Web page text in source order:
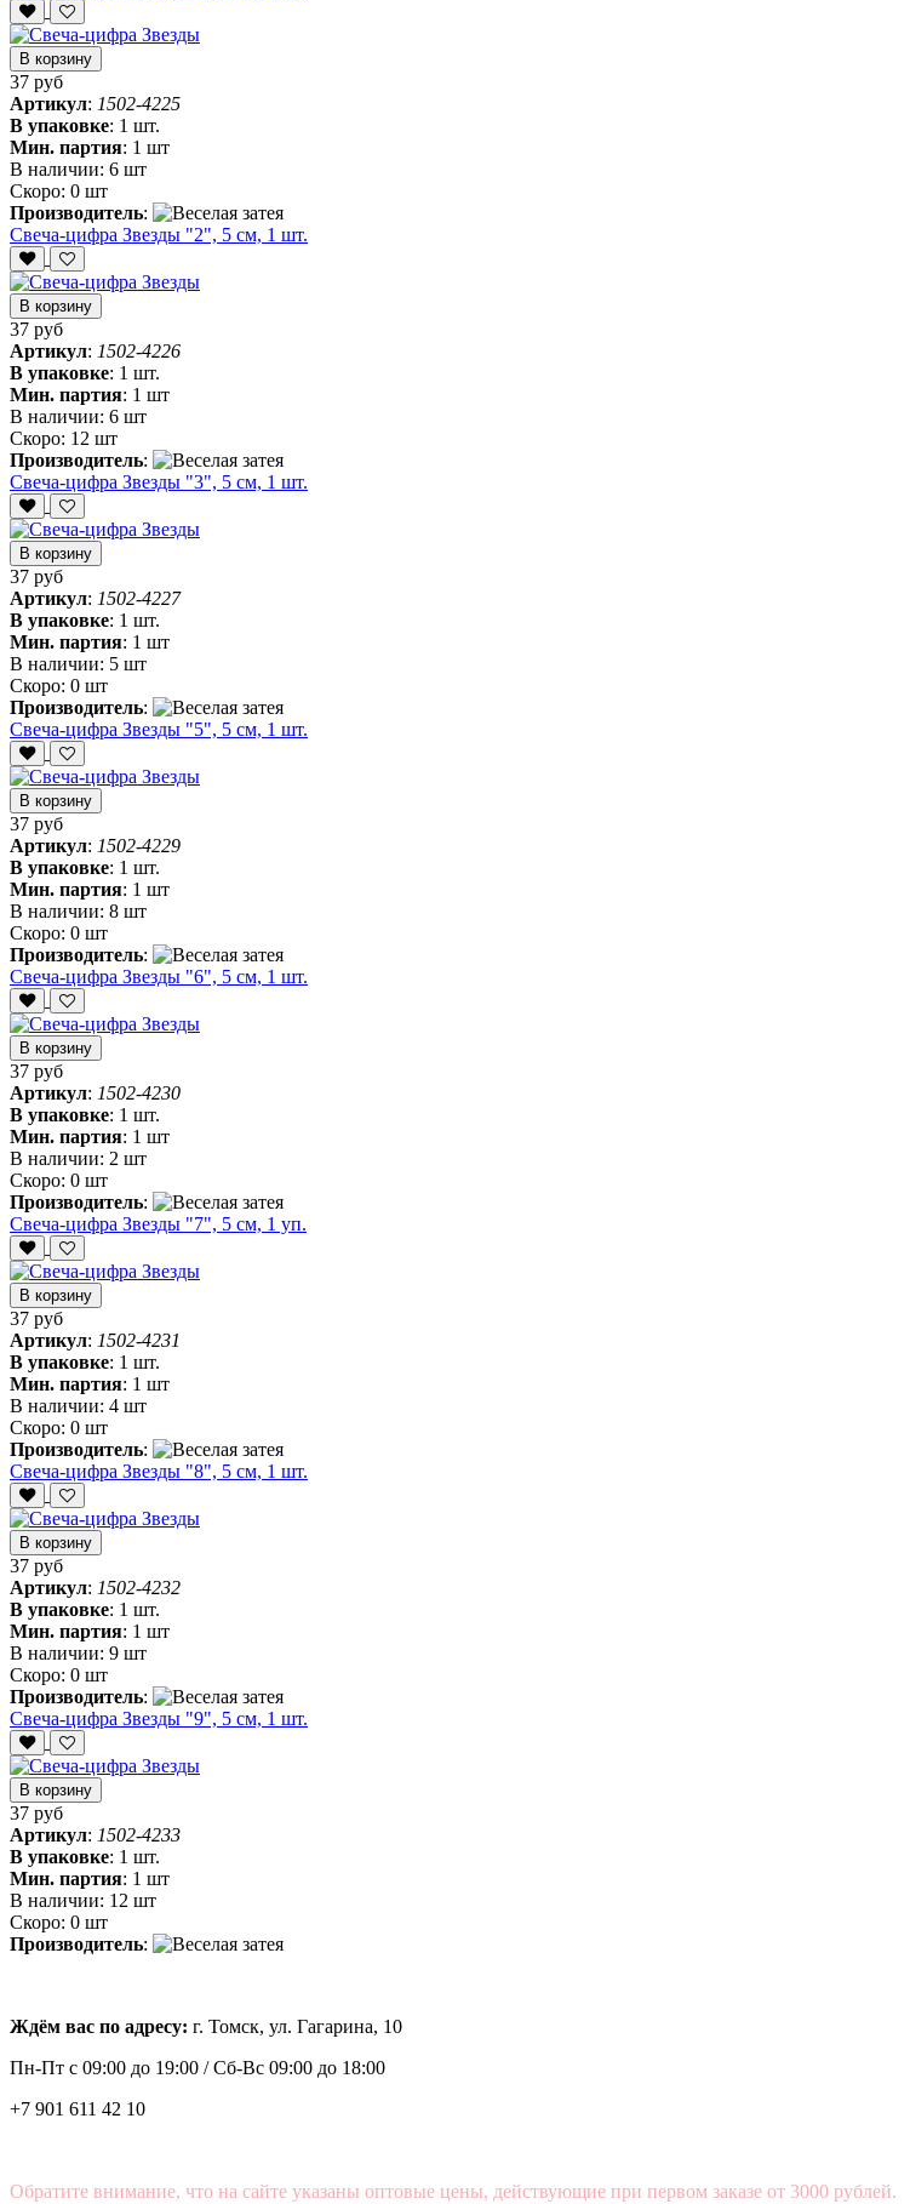
В корзину
37 руб
Артикул: 1502-4225
В упаковке: 1 шт.
Мин. партия: 1 шт
В наличии: 6 шт
Скоро: 0 шт
Производитель:
Свеча-цифра Звезды "2", 5 см, 1 шт.
В корзину
37 руб
Артикул: 1502-4226
В упаковке: 1 шт.
Мин. партия: 1 шт
В наличии: 6 шт
Скоро: 12 шт
Производитель:
Свеча-цифра Звезды "3", 5 см, 1 шт.
В корзину
37 руб
Артикул: 1502-4227
В упаковке: 1 шт.
Мин. партия: 1 шт
В наличии: 5 шт
Скоро: 0 шт
Производитель:
Свеча-цифра Звезды "5", 5 см, 1 шт.
В корзину
37 руб
Артикул: 1502-4229
В упаковке: 1 шт.
Мин. партия: 1 шт
В наличии: 8 шт
Скоро: 0 шт
Производитель:
Свеча-цифра Звезды "6", 5 см, 1 шт.
В корзину
37 руб
Артикул: 1502-4230
В упаковке: 1 шт.
Мин. партия: 1 шт
В наличии: 2 шт
Скоро: 0 шт
Производитель:
Свеча-цифра Звезды "7", 5 см, 1 уп.
В корзину
37 руб
Артикул: 1502-4231
В упаковке: 1 шт.
Мин. партия: 1 шт
В наличии: 4 шт
Скоро: 0 шт
Производитель:
Свеча-цифра Звезды "8", 5 см, 1 шт.
В корзину
37 руб
Артикул: 1502-4232
В упаковке: 1 шт.
Мин. партия: 1 шт
В наличии: 9 шт
Скоро: 0 шт
Производитель:
Свеча-цифра Звезды "9", 5 см, 1 шт.
В корзину
37 руб
Артикул: 1502-4233
В упаковке: 1 шт.
Мин. партия: 1 шт
В наличии: 12 шт
Скоро: 0 шт
Производитель:
Ждём вас по адресу: г. Томск, ул. Гагарина, 10
Пн-Пт с 09:00 до 19:00 /Сб-Вс 09:00 до 18:00
+7 901 611 42 10
Обратите внимание, что на сайте указаны оптовые цены, действующие при первом заказе от 3000 рублей.